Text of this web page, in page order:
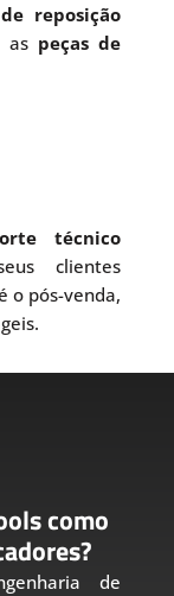
reposição
as peças de
técnico
clientes
o pós-venda,
como
de